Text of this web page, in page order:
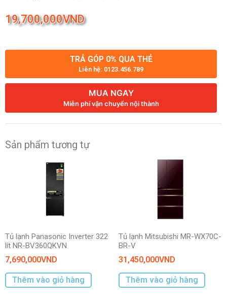
19,700,000VND
TRẢ GÓP 0% QUA THẺ
Liên hệ: 0123.456.789
MUA NGAY
Miễn phí vận chuyển nội thành
Sản phẩm tương tự
Tủ lạnh Panasonic Inverter 322
lít NR-BV360QKVN
7,690,000VND
Thêm vào giỏ hàng
Tủ lạnh Mitsubishi MR-WX70C-
BR-V
31,450,000VND
Thêm vào giỏ hàng